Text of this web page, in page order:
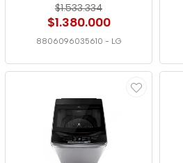
$1.533.334
$1.380.000
8806096035610 - LG